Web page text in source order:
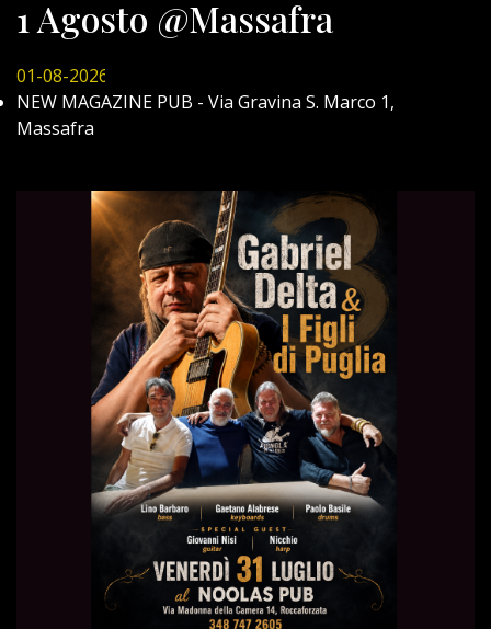
1 Agosto @Massafra
01-08-2026
NEW MAGAZINE PUB - Via Gravina S. Marco 1,
Massafra